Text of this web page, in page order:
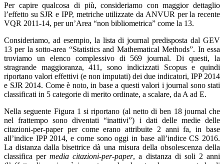
Per capire qualcosa di più, consideriamo con maggior dettaglio
l’effetto su SJR e IPP, metriche utilizzate da ANVUR per la recente
VQR 2011-14, per un’Area “non bibliometrica” come la 13.
Consideriamo, ad esempio, la lista di journal predisposta dal GEV
13 per la sotto-area “Statistics and Mathematical Methods”. In essa
troviamo un elenco complessivo di 569 journal. Di questi, la
stragrande maggioranza, 411, sono indicizzati Scopus e quindi
riportano valori effettivi (e non imputati) dei due indicatori, IPP 2014
e SJR 2014. Come è noto, in base a questi valori i journal sono stati
classificati in 5 categorie di merito ordinate, a scalare, da A ad E.
Nella seguente Figura 1 si riportano (al netto di ben 18 journal che
nel frattempo sono diventati “inattivi”) i dati delle medie delle
citazioni-per-paper per come erano attribuite 2 anni fa, in base
all’indice IPP 2014, e come sono oggi in base all’indice CS 2016.
La distanza dalla bisettrice dà una misura della obsolescenza della
classifica permedia citazioni-per-paper, a distanza di soli 2 anni